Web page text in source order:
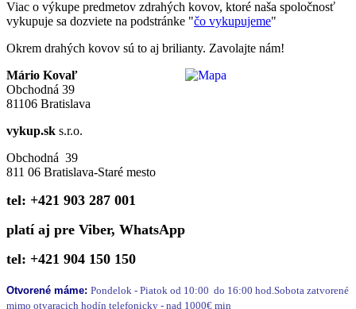
Viac o výkupe predmetov zdrahých kovov, ktoré naša spoločnosť
vykupuje sa dozviete na podstránke "čo vykupujeme"
Okrem drahých kovov sú to aj brilianty. Zavolajte nám!
Mário Kovaľ
Obchodná 39
81106 Bratislava
vykup.sk s.r.o.
Obchodná 39
811 06 Bratislava-Staré mesto
tel: +421 903 287 001
platí aj pre Viber, WhatsApp
tel: +421 904 150 150
Otvorené máme: Pondelok - Piatok od 10:00 do 16:00 hod.Sobota zatvorené
mimo otvaracich hodín telefonicky - nad 1000€ min